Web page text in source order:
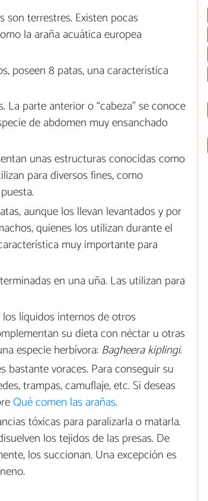
son terrestres. Existen pocas
la araña acuática europea
poseen 8 patas, una característica
La parte anterior o “cabeza” se conoce
de abdomen muy ensanchado
unas estructuras conocidas como
para diversos fines, como
aunque los llevan levantados y por
quienes los utilizan durante el
muy importante para
en una uña. Las utilizan para
líquidos internos de otros
su dieta con néctar u otras
especie herbívora: Bagheera kiplingi.
bastante voraces. Para conseguir su
trampas, camuflaje, etc. Si deseas
Qué comen las arañas.
tóxicas para paralizarla o matarla.
los tejidos de las presas. De
los succionan. Una excepción es